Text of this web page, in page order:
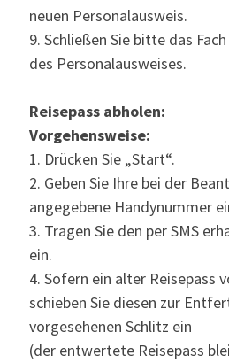
neuen Personalausweis.
9. Schließen Sie bitte das
des Personalausweises.
Reisepass abholen:
Vorgehensweise:
1. Drücken Sie „Start“.
2. Geben Sie Ihre bei der
angegebene Handynummer
3. Tragen Sie den per SMS
ein.
4. Sofern ein alter Reisepass
schieben Sie diesen zur
vorgesehenen Schlitz ein
(der entwertete Reisepass